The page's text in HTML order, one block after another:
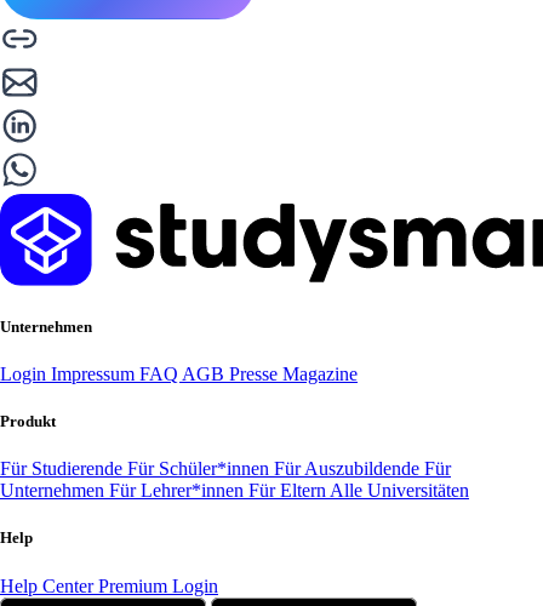
Unternehmen
Login Impressum FAQ AGB Presse Magazine
Produkt
Für Studierende Für Schüler*innen Für Auszubildende Für
Unternehmen Für Lehrer*innen Für Eltern Alle Universitäten
Help
Help CenterPremium Login